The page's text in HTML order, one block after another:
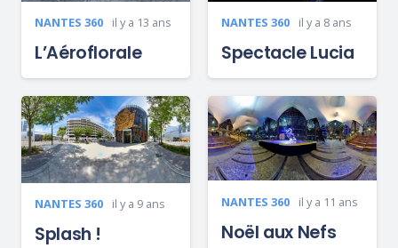
NANTES 360 il y a 8 ans
Spectacle Lucia
NANTES 360 il y a 13 ans
L’Aéroflorale
NANTES 360 il y a 9 ans
Splash !
NANTES 360 il y a 11 ans
Noël aux Nefs